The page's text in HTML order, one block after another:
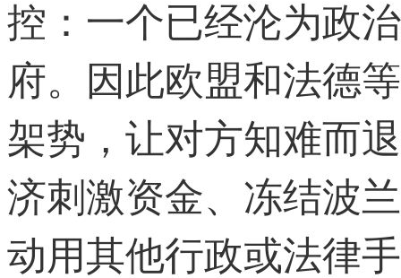
控：一个已经沦为政
府。因此欧盟和法德
架势，让对方知难而
济刺激资金、冻结波
动用其他行政或法律